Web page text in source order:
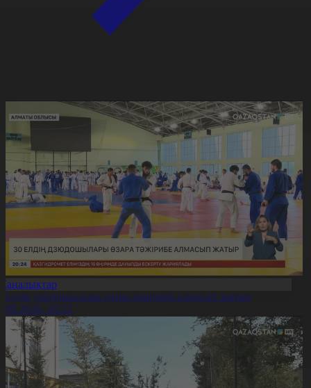
елдің дзюдошылары өзара тәжірибе алмасып жатыр
20:22